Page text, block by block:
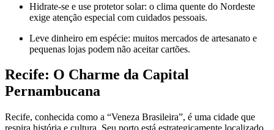
Hidrate-se e use protetor solar: o clima quente do Nordeste
exige atenção especial com cuidados pessoais.
Leve dinheiro em espécie: muitos mercados de artesanato e
pequenas lojas podem não aceitar cartões.
Recife: O Charme da Capital
Pernambucana
Recife, conhecida como a “Veneza Brasileira”, é uma cidade que